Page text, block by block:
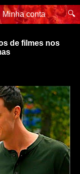
Minha conta 🔍
de filmes nos